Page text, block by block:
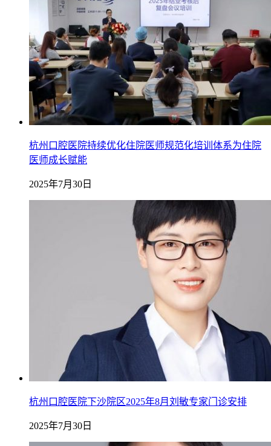
杭州口腔医院持续优化住院医师规范化培训体系为住院
医师成长赋能
2025年7月30日
杭州口腔医院下沙院区2025年8月刘敏专家门诊安排
2025年7月30日